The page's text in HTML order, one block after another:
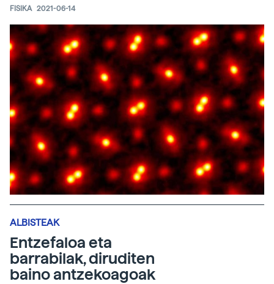
FISIKA 2021-06-14
ALBISTEAK
Entzefaloa eta
barrabilak, diruditen
baino antzekoagoak